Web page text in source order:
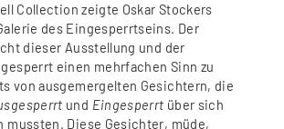
Collection zeigte Oskar Stockers
des Eingesperrtseins. Der
dieser Ausstellung und der
einen mehrfachen Sinn zu
von ausgemergelten Gesichtern, die
und Eingesperrt über sich
mussten. Diese Gesichter, müde,